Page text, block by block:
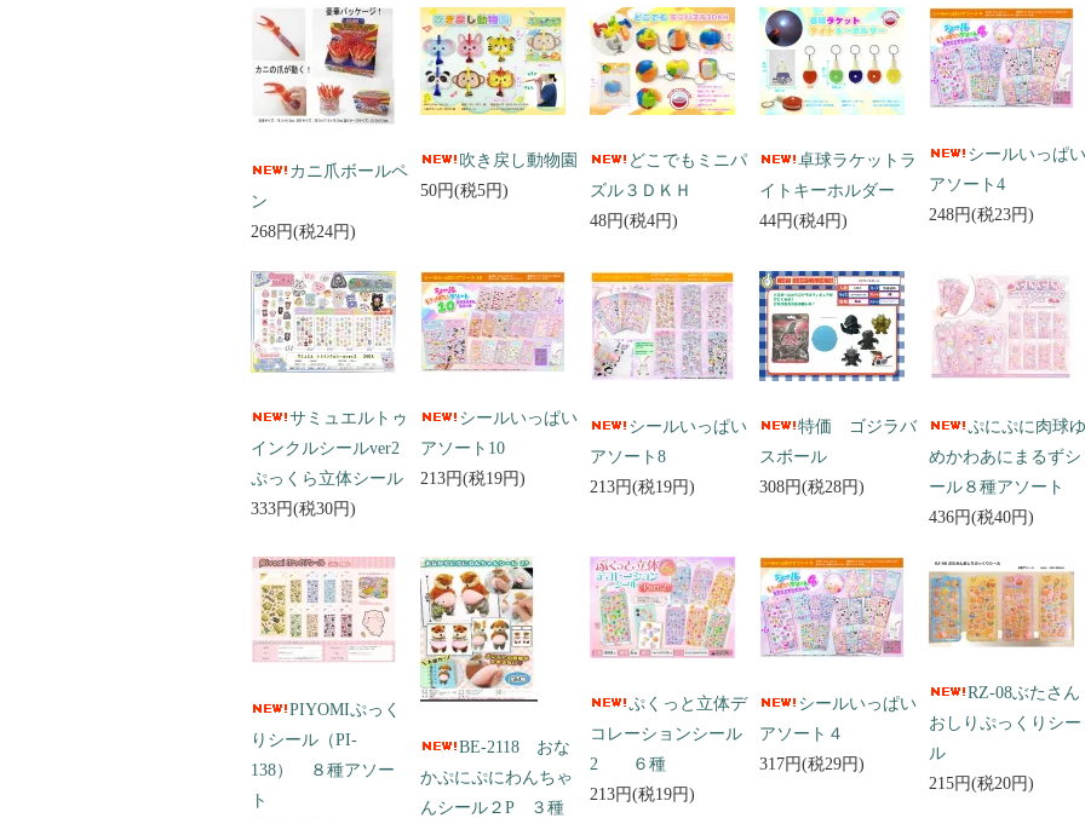
カニ爪ボールペ
ン
268円(税24円)
吹き戻し動物園
50円(税5円)
どこでもミニパ
ズル３ＤＫＨ
48円(税4円)
卓球ラケットラ
イトキーホルダー
44円(税4円)
シールいっぱい
アソート4
248円(税23円)
サミュエルトゥ
インクルシールver2
ぷっくら立体シール
333円(税30円)
シールいっぱい
アソート10
213円(税19円)
シールいっぱい
アソート8
213円(税19円)
特価 ゴジラバ
スボール
308円(税28円)
ぷにぷに肉球ゆ
めかわあにまるずシ
ール８種アソート
436円(税40円)
PIYOMIぷっく
りシール（PI-
138） ８種アソー
ト
BE-2118 おな
かぷにぷにわんちゃ
んシール２P ３種
ぷくっと立体デ
コレーションシール
2 ６種
213円(税19円)
シールいっぱい
アソート４
317円(税29円)
RZ-08ぶたさん
おしりぷっくりシー
ル
215円(税20円)